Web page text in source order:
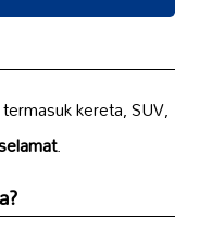
kereta, SUV,
.